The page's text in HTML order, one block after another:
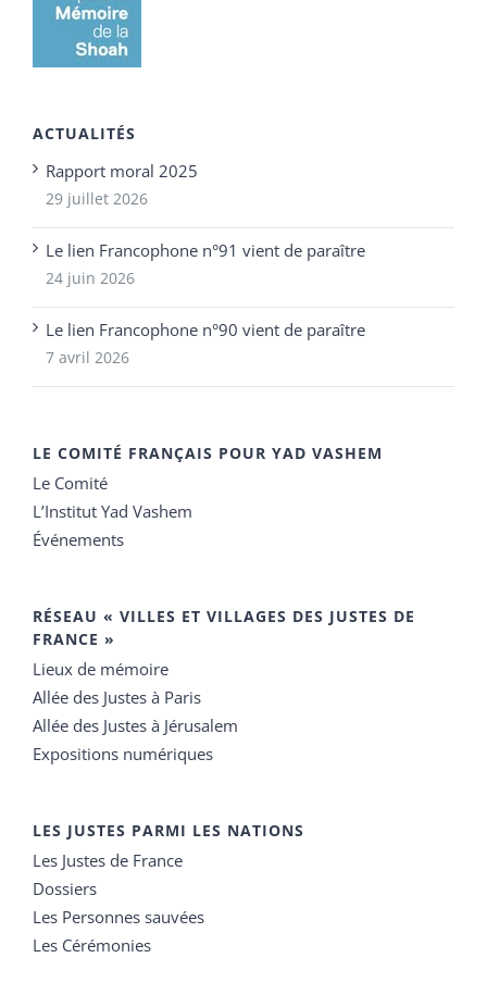
ACTUALITÉS
Rapport moral 2025
29 juillet 2026
Le lien Francophone n°91 vient de paraître
24 juin 2026
Le lien Francophone n°90 vient de paraître
7 avril 2026
LE COMITÉ FRANÇAIS POUR YAD VASHEM
Le Comité
L’Institut Yad Vashem
Événements
RÉSEAU « VILLES ET VILLAGES DES JUSTES DE
FRANCE »
Lieux de mémoire
Allée des Justes à Paris
Allée des Justes à Jérusalem
Expositions numériques
LES JUSTES PARMI LES NATIONS
Les Justes de France
Dossiers
Les Personnes sauvées
Les Cérémonies